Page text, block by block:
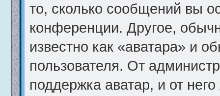
то, сколько сообщений вы
конференции. Другое,
известно как «аватара» и
пользователя. От
поддержка аватар, и от